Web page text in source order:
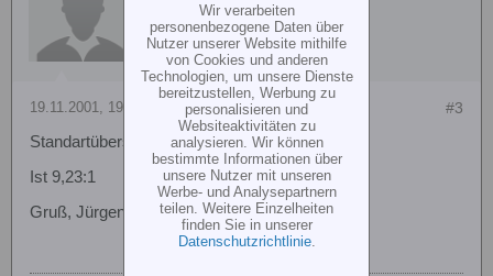
#3
19.11.2001, 19:27
Standartübersetzung beim Mille ?
Ist 9,23:1
Gruß, Jürgen
Wir verarbeiten
personenbezogene Daten über
Nutzer unserer Website mithilfe
von Cookies und anderen
Technologien, um unsere Dienste
bereitzustellen, Werbung zu
personalisieren und
Websiteaktivitäten zu
analysieren. Wir können
bestimmte Informationen über
unsere Nutzer mit unseren
Werbe- und Analysepartnern
teilen. Weitere Einzelheiten
finden Sie in unserer
Datenschutzrichtlinie.